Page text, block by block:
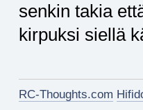
senkin takia
kirpuksi siellä
RC-Thoughts.com